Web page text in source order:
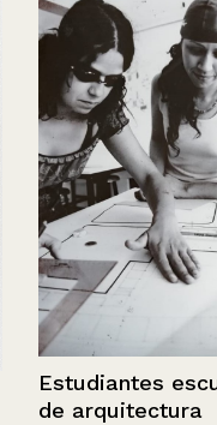
Estudiantes escuela
de arquitectura